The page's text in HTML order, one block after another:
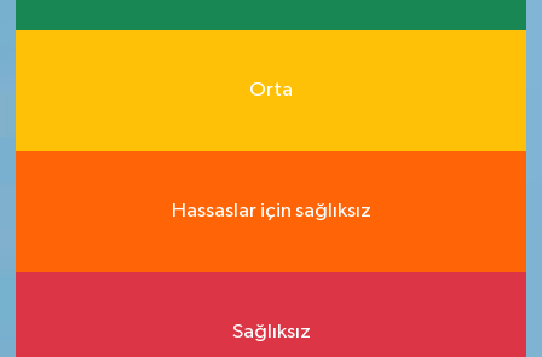
Orta
Hassaslar için sağlıksız
Sağlıksız